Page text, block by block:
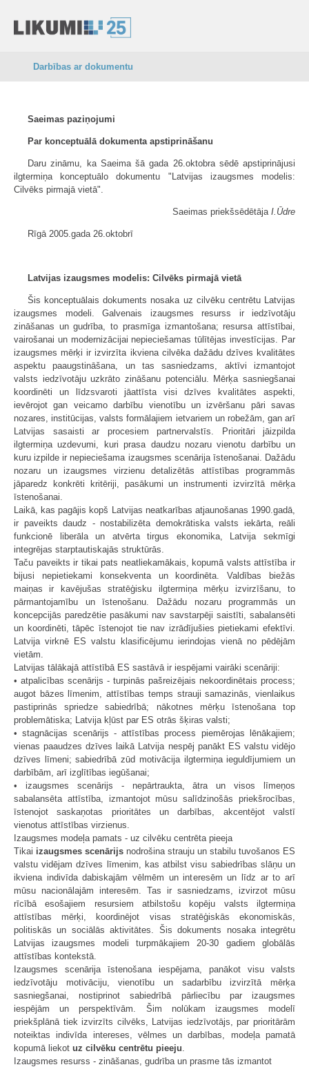
Darbības ar dokumentu
Saeimas paziņojumi
Par konceptuālā dokumenta apstiprināšanu
Daru zināmu, ka Saeima šā gada 26.oktobra sēdē apstiprinājusi
ilgtermiņa konceptuālo dokumentu "Latvijas izaugsmes modelis:
Cilvēks pirmajā vietā".
Saeimas priekšsēdētāja I.Ūdre
Rīgā 2005.gada 26.oktobrī
Latvijas izaugsmes modelis: Cilvēks pirmajā vietā
Šis konceptuālais dokuments nosaka uz cilvēku centrētu Latvijas
izaugsmes modeli. Galvenais izaugsmes resurss ir iedzīvotāju
zināšanas un gudrība, to prasmīga izmantošana; resursa attīstībai,
vairošanai un modernizācijai nepieciešamas tūlītējas investīcijas. Par
izaugsmes mērķi ir izvirzīta ikviena cilvēka dažādu dzīves kvalitātes
aspektu paaugstināšana, un tas sasniedzams, aktīvi izmantojot
valsts iedzīvotāju uzkrāto zināšanu potenciālu. Mērķa sasniegšanai
koordinēti un līdzsvaroti jāattīsta visi dzīves kvalitātes aspekti,
ievērojot gan veicamo darbību vienotību un izvēršanu pāri savas
nozares, institūcijas, valsts formālajiem ietvariem un robežām, gan arī
Latvijas sasaisti ar procesiem partnervalstīs. Prioritāri jāizpilda
ilgtermiņa uzdevumi, kuri prasa daudzu nozaru vienotu darbību un
kuru izpilde ir nepieciešama izaugsmes scenārija īstenošanai. Dažādu
nozaru un izaugsmes virzienu detalizētās attīstības programmās
jāparedz konkrēti kritēriji, pasākumi un instrumenti izvirzītā mērķa
īstenošanai.
Laikā, kas pagājis kopš Latvijas neatkarības atjaunošanas 1990.gadā,
ir paveikts daudz - nostabilizēta demokrātiska valsts iekārta, reāli
funkcionē liberāla un atvērta tirgus ekonomika, Latvija sekmīgi
integrējas starptautiskajās struktūrās.
Taču paveikts ir tikai pats neatliekamākais, kopumā valsts attīstība ir
bijusi nepietiekami konsekventa un koordinēta. Valdības biežās
maiņas ir kavējušas stratēģisku ilgtermiņa mērķu izvirzīšanu, to
pārmantojamību un īstenošanu. Dažādu nozaru programmās un
koncepcijās paredzētie pasākumi nav savstarpēji saistīti, sabalansēti
un koordinēti, tāpēc īstenojot tie nav izrādījušies pietiekami efektīvi.
Latvija virknē ES valstu klasificējumu ierindojas vienā no pēdējām
vietām.
Latvijas tālākajā attīstībā ES sastāvā ir iespējami vairāki scenāriji:
• atpalicības scenārijs - turpinās pašreizējais nekoordinētais process;
augot bāzes līmenim, attīstības temps strauji samazinās, vienlaikus
pastiprinās spriedze sabiedrībā; nākotnes mērķu īstenošana top
problemātiska; Latvija kļūst par ES otrās šķiras valsti;
• stagnācijas scenārijs - attīstības process piemērojas lēnākajiem;
vienas paaudzes dzīves laikā Latvija nespēj panākt ES valstu vidējo
dzīves līmeni; sabiedrībā zūd motivācija ilgtermiņa ieguldījumiem un
darbībām, arī izglītības iegūšanai;
• izaugsmes scenārijs - nepārtraukta, ātra un visos līmeņos
sabalansēta attīstība, izmantojot mūsu salīdzinošās priekšrocības,
īstenojot saskaņotas prioritātes un darbības, akcentējot valstī
vienotus attīstības virzienus.
Izaugsmes modeļa pamats - uz cilvēku centrēta pieeja
Tikai izaugsmes scenārijs nodrošina strauju un stabilu tuvošanos ES
valstu vidējam dzīves līmenim, kas atbilst visu sabiedrības slāņu un
ikviena indivīda dabiskajām vēlmēm un interesēm un līdz ar to arī
mūsu nacionālajām interesēm. Tas ir sasniedzams, izvirzot mūsu
rīcībā esošajiem resursiem atbilstošu kopēju valsts ilgtermiņa
attīstības mērķi, koordinējot visas stratēģiskās ekonomiskās,
politiskās un sociālās aktivitātes. Šis dokuments nosaka integrētu
Latvijas izaugsmes modeli turpmākajiem 20-30 gadiem globālās
attīstības kontekstā.
Izaugsmes scenārija īstenošana iespējama, panākot visu valsts
iedzīvotāju motivāciju, vienotību un sadarbību izvirzītā mērķa
sasniegšanai, nostiprinot sabiedrībā pārliecību par izaugsmes
iespējām un perspektīvām. Šim nolūkam izaugsmes modelī
priekšplānā tiek izvirzīts cilvēks, Latvijas iedzīvotājs, par prioritārām
noteiktas indivīda intereses, vēlmes un darbības, modeļa pamatā
kopumā liekot uz cilvēku centrētu pieeju.
Izaugsmes resurss - zināšanas, gudrība un prasme tās izmantot